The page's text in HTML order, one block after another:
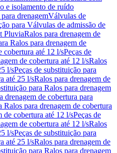
e isolamento de ruído
drenagemVálvulas de
para Válvulas de admissão de
PluviaRalos para drenagem de
Ralos para drenagem de
cobertura até 12 l/sPeças de
de cobertura até 12 l/sRalos
l/sPeças de substituição para
até 25 l/sRalos para drenagem de
para Ralos para drenagem
drenagem de cobertura para
Ralos para drenagem de cobertura
de cobertura até 12 l/sPeças de
de cobertura até 12 l/sRalos
l/sPeças de substituição para
até 25 l/sRalos para drenagem de
para Ralos para drenagem